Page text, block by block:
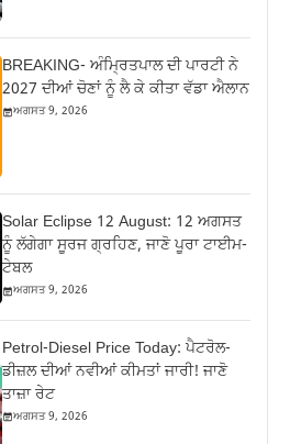
BREAKING- ਅੰਮ੍ਰਿਤਪਾਲ ਦੀ ਪਾਰਟੀ ਨੇ
2027 ਦੀਆਂ ਚੋਣਾਂ ਨੂੰ ਲੈ ਕੇ ਕੀਤਾ ਵੱਡਾ ਐਲਾਨ
ਅਗਸਤ 9, 2026
Solar Eclipse 12 August: 12 ਅਗਸਤ
ਨੂੰ ਲੱਗੇਗਾ ਸੂਰਜ ਗ੍ਰਹਿਣ, ਜਾਣੋ ਪੂਰਾ ਟਾਈਮ-
ਟੇਬਲ
ਅਗਸਤ 9, 2026
Petrol-Diesel Price Today: ਪੈਟਰੋਲ-
ਡੀਜ਼ਲ ਦੀਆਂ ਨਵੀਆਂ ਕੀਮਤਾਂ ਜਾਰੀ! ਜਾਣੋ
ਤਾਜ਼ਾ ਰੇਟ
ਅਗਸਤ 9, 2026